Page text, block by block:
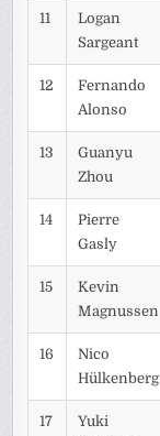
11
Logan
Sargeant
12
Fernando
Alonso
13
Guanyu
Zhou
14
Pierre
Gasly
15
Kevin
Magnussen
16
Nico
Hülkenberg
17
Yuki